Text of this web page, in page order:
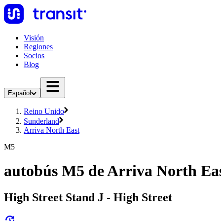
Visión
Regiones
Socios
Blog
Español
Reino Unido
Sunderland
Arriva North East
M5
autobús M5 de Arriva North
High Street Stand J - High Street